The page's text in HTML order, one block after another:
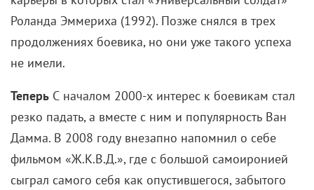
Вместе с Сиршей взрослеют и ее наряды. И этот уже